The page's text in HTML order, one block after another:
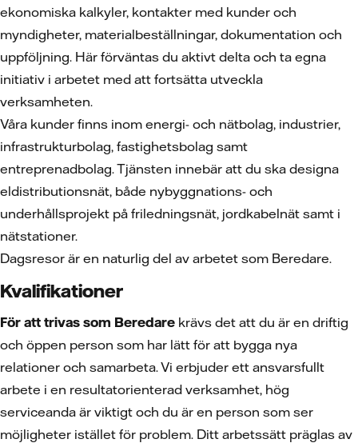
ekonomiska kalkyler, kontakter med kunder och
myndigheter, materialbeställningar, dokumentation och
uppföljning. Här förväntas du aktivt delta och ta egna
initiativ i arbetet med att fortsätta utveckla
verksamheten.
Våra kunder finns inom energi- och nätbolag, industrier,
infrastrukturbolag, fastighetsbolag samt
entreprenadbolag. Tjänsten innebär att du ska designa
eldistributionsnät, både nybyggnations- och
underhållsprojekt på friledningsnät, jordkabelnät samt i
nätstationer.
Dagsresor är en naturlig del av arbetet som Beredare.
Kvalifikationer
För att trivas som Beredare krävs det att du är en driftig
och öppen person som har lätt för att bygga nya
relationer och samarbeta. Vi erbjuder ett ansvarsfullt
arbete i en resultatorienterad verksamhet, hög
serviceanda är viktigt och du är en person som ser
möjligheter istället för problem. Ditt arbetssätt präglas av